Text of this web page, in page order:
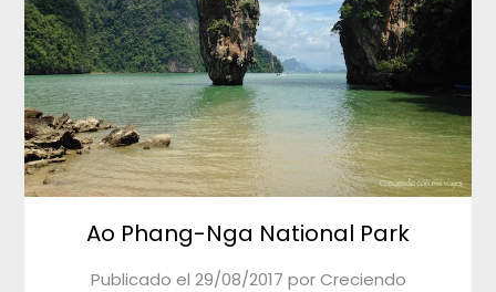
Ao Phang-Nga National Park
Publicado el 29/08/2017 porCreciendo